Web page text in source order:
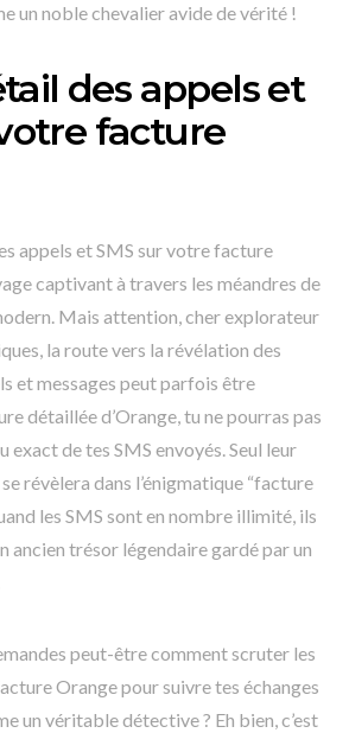
un noble chevalier avide de vérité !
des appels et
facture
appels et SMS sur votre facture
captivant à travers les méandres de
Mais attention, cher explorateur
la route vers la révélation des
et messages peut parfois être
détaillée d’Orange, tu ne pourras pas
de tes SMS envoyés. Seul leur
révèlera dans l’énigmatique “facture
les SMS sont en nombre illimité, ils
ancien trésor légendaire gardé par un
peut-être comment scruter les
Orange pour suivre tes échanges
un véritable détective ? Eh bien, c’est